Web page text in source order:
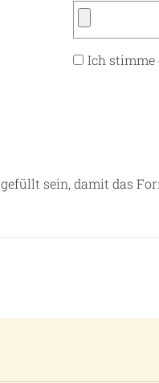
Ich stimme
sein, damit das